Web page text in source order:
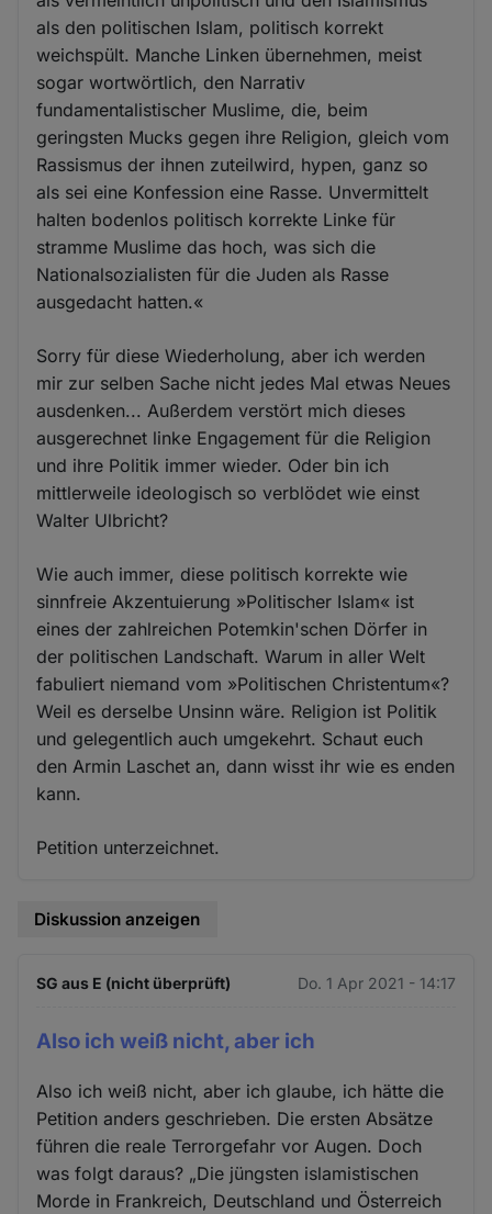
als den politischen Islam, politisch korrekt
weichspült. Manche Linken übernehmen, meist
sogar wortwörtlich, den Narrativ
fundamentalistischer Muslime, die, beim
geringsten Mucks gegen ihre Religion, gleich vom
Rassismus der ihnen zuteilwird, hypen, ganz so
als sei eine Konfession eine Rasse. Unvermittelt
halten bodenlos politisch korrekte Linke für
stramme Muslime das hoch, was sich die
Nationalsozialisten für die Juden als Rasse
ausgedacht hatten.«
Sorry für diese Wiederholung, aber ich werden
mir zur selben Sache nicht jedes Mal etwas Neues
ausdenken... Außerdem verstört mich dieses
ausgerechnet linke Engagement für die Religion
und ihre Politik immer wieder. Oder bin ich
mittlerweile ideologisch so verblödet wie einst
Walter Ulbricht?
Wie auch immer, diese politisch korrekte wie
sinnfreie Akzentuierung »Politischer Islam« ist
eines der zahlreichen Potemkin'schen Dörfer in
der politischen Landschaft. Warum in aller Welt
fabuliert niemand vom »Politischen Christentum«?
Weil es derselbe Unsinn wäre. Religion ist Politik
und gelegentlich auch umgekehrt. Schaut euch
den Armin Laschet an, dann wisst ihr wie es enden
kann.
Petition unterzeichnet.
Diskussion anzeigen
SG aus E (nicht überprüft) Do. 1 Apr 2021 - 14:17
Also ich weiß nicht, aber ich
Also ich weiß nicht, aber ich glaube, ich hätte die
Petition anders geschrieben. Die ersten Absätze
führen die reale Terrorgefahr vor Augen. Doch
was folgt daraus? „Die jüngsten islamistischen
Morde in Frankreich, Deutschland und Österreich